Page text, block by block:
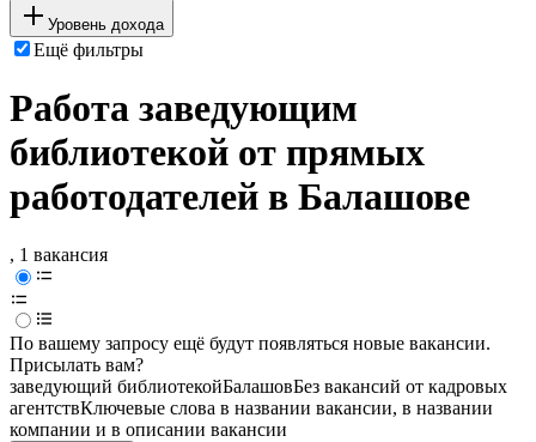
Уровень дохода
Ещё фильтры
Работа заведующим
библиотекой от прямых
работодателей в Балашове
, 1 вакансия
По вашему запросу ещё будут появляться новые вакансии.
Присылать вам?
заведующий библиотекойБалашовБез вакансий от кадровых
агентствКлючевые слова в названии вакансии, в названии
компании и в описании вакансии